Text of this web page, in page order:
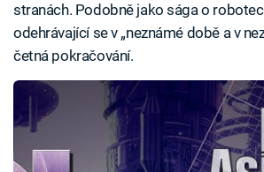
stranách. Podobně jako sága o
odehrávající se v „neznámé době a v
četná pokračování.